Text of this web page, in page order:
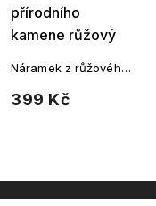
přírodního
kamene růžový
399 Kč
Náramek z růžového
kočky